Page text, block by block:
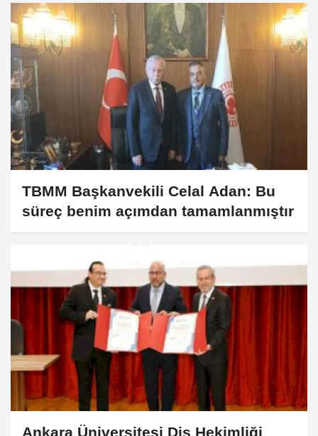
TBMM Başkanvekili Celal Adan: Bu
süreç benim açımdan tamamlanmıştır
Ankara Üniversitesi Diş Hekimliği